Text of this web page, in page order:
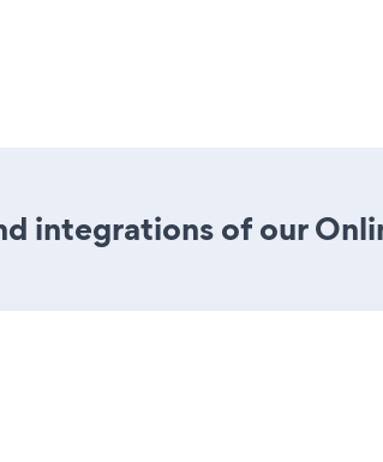
integrations of our